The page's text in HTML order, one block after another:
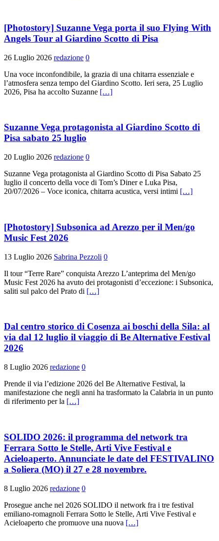
[Photostory] Suzanne Vega porta il suo Flying With
Angels Tour al Giardino Scotto di Pisa
26 Luglio 2026 redazione 0
Una voce inconfondibile, la grazia di una chitarra essenziale e
l’atmosfera senza tempo del Giardino Scotto. Ieri sera, 25 Luglio
2026, Pisa ha accolto Suzanne […]
Suzanne Vega protagonista al Giardino Scotto di
Pisa sabato 25 luglio
20 Luglio 2026 redazione 0
Suzanne Vega protagonista al Giardino Scotto di Pisa Sabato 25
luglio il concerto della voce di Tom’s Diner e Luka Pisa,
20/07/2026 – Voce iconica, chitarra acustica, versi intimi […]
[Photostory] Subsonica ad Arezzo per il Men/go
Music Fest 2026
13 Luglio 2026 Sabrina Pezzoli 0
Il tour “Terre Rare” conquista Arezzo L’anteprima del Men/go
Music Fest 2026 ha avuto dei protagonisti d’eccezione: i Subsonica,
saliti sul palco del Prato di […]
​Dal centro storico di Cosenza ai boschi della Sila: al
via dal 12 luglio il viaggio di Be Alternative Festival
2026
8 Luglio 2026 redazione 0
Prende il via l’edizione 2026 del Be Alternative Festival, la
manifestazione che negli anni ha trasformato la Calabria in un punto
di riferimento per la […]
SOLIDO 2026: il programma del network tra
Ferrara Sotto le Stelle, Arti Vive Festival e
Acieloaperto. Annunciate le date del FESTIVALINO
a Soliera (MO) il 27 e 28 novembre.
8 Luglio 2026 redazione 0
Prosegue anche nel 2026 SOLIDO il network fra i tre festival
emiliano-romagnoli Ferrara Sotto le Stelle, Arti Vive Festival e
Acieloaperto che promuove una nuova […]